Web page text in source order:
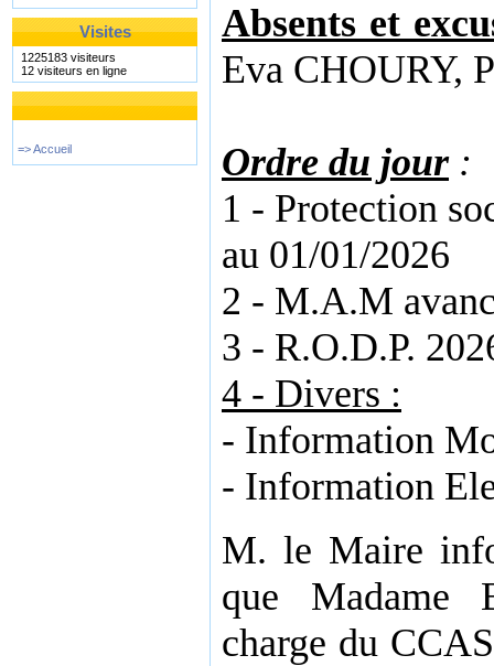
Visites
1225183 visiteurs
12 visiteurs en ligne
=> Accueil
Absents et
Eva CHOURY,
Ordre du jour:
1 - Protection
au 01/01/2026
2 - M.A.M
3 - R.O.D.P.
4 - Divers :
- Information
- Information
M. le Maire
que Madame
charge du